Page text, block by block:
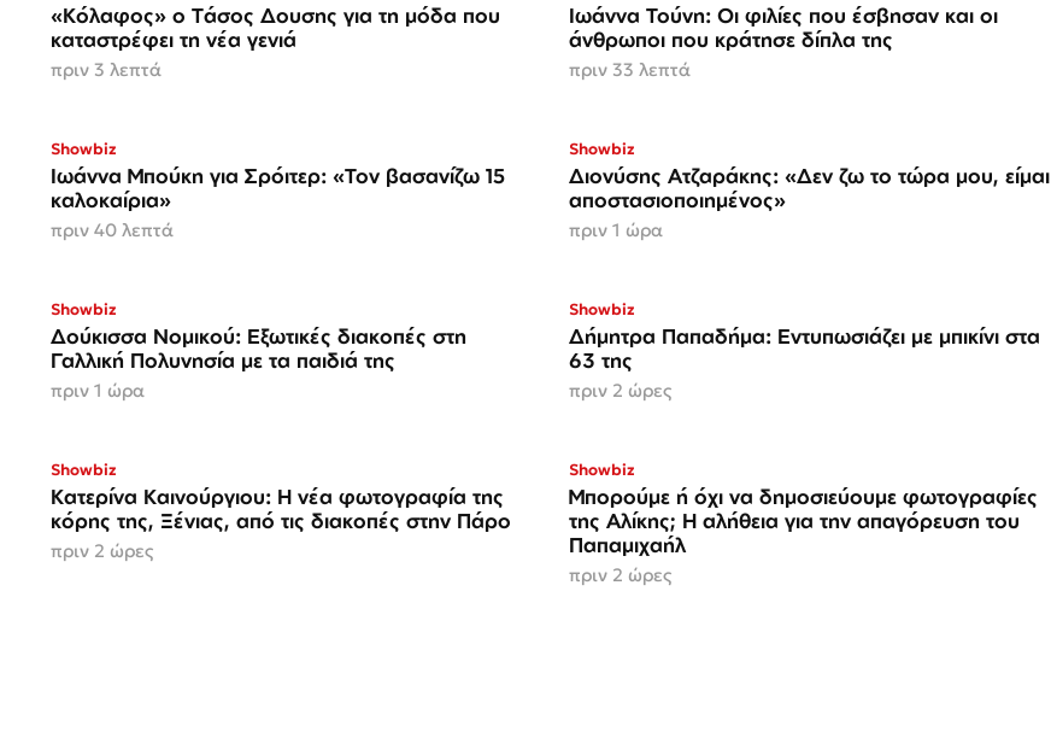
«Κόλαφος» o Tάσος Δουσης για τη μόδα που
καταστρέφει τη νέα γενιά
πριν 3 λεπτά
Ιωάννα Τούνη: Οι φιλίες που έσβησαν και οι
άνθρωποι που κράτησε δίπλα της
πριν 33 λεπτά
Showbiz
Ιωάννα Μπούκη για Σρόιτερ: «Τον βασανίζω 15
καλοκαίρια»
πριν 40 λεπτά
Showbiz
Διονύσης Ατζαράκης: «Δεν ζω το τώρα μου, είμαι
αποστασιοποιημένος»
πριν 1 ώρα
Showbiz
Δούκισσα Νομικού: Εξωτικές διακοπές στη
Γαλλική Πολυνησία με τα παιδιά της
πριν 1 ώρα
Showbiz
Δήμητρα Παπαδήμα: Εντυπωσιάζει με μπικίνι στα
63 της
πριν 2 ώρες
Showbiz
Κατερίνα Καινούργιου: Η νέα φωτογραφία της
κόρης της, Ξένιας, από τις διακοπές στην Πάρο
πριν 2 ώρες
Showbiz
Μπορούμε ή όχι να δημοσιεύουμε φωτογραφίες
της Αλίκης; Η αλήθεια για την απαγόρευση του
Παπαμιχαήλ
πριν 2 ώρες